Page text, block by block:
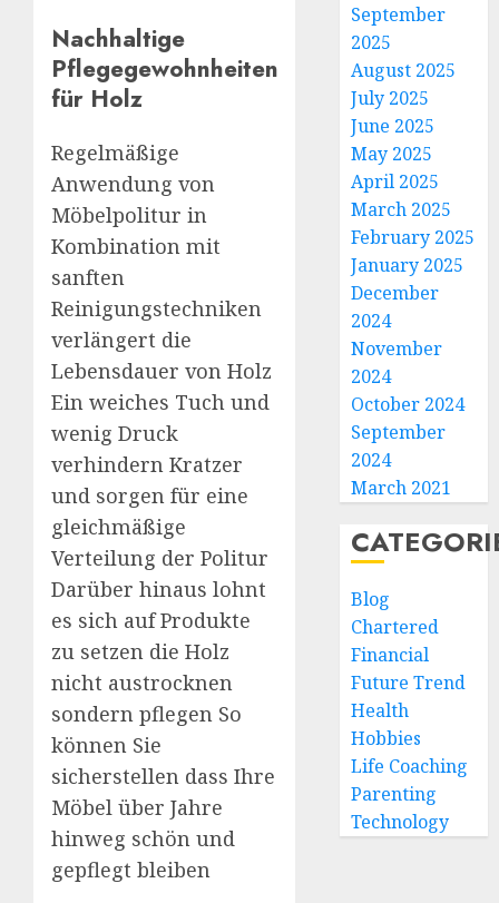
Nachhaltige
Pflegegewohnheiten
für Holz
Regelmäßige
Anwendung von
Möbelpolitur in
Kombination mit
sanften
Reinigungstechniken
verlängert die
Lebensdauer von Holz
Ein weiches Tuch und
wenig Druck
verhindern Kratzer
und sorgen für eine
gleichmäßige
Verteilung der Politur
Darüber hinaus lohnt
es sich auf Produkte
zu setzen die Holz
nicht austrocknen
sondern pflegen So
können Sie
sicherstellen dass Ihre
Möbel über Jahre
hinweg schön und
gepflegt bleiben
September
2025
August 2025
July 2025
June 2025
May 2025
April 2025
March 2025
February 2025
January 2025
December
2024
November
2024
October 2024
September
2024
March 2021
Blog
Chartered
Financial
Future Trend
Health
Hobbies
Life Coaching
Parenting
Technology